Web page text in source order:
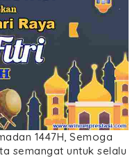
1447H, Semoga
semangat untuk selalu